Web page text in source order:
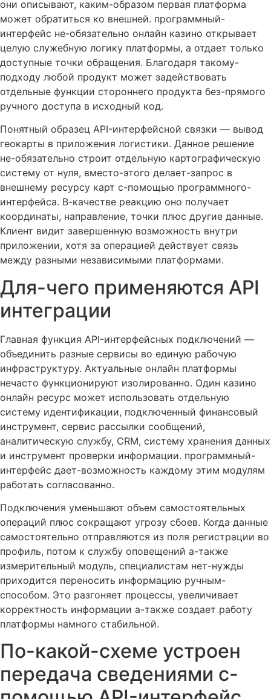
они описывают, каким-образом первая платформа
может обратиться ко внешней. программный-
интерфейс не-обязательно онлайн казино открывает
целую служебную логику платформы, а отдает только
доступные точки обращения. Благодаря такому-
подходу любой продукт может задействовать
отдельные функции стороннего продукта без-прямого
ручного доступа в исходный код.
Понятный образец API-интерфейсной связки — вывод
геокарты в приложения логистики. Данное решение
не-обязательно строит отдельную картографическую
систему от нуля, вместо-этого делает-запрос в
внешнему ресурсу карт с-помощью программного-
интерфейса. В-качестве реакцию оно получает
координаты, направление, точки плюс другие данные.
Клиент видит завершенную возможность внутри
приложении, хотя за операцией действует связь
между разными независимыми платформами.
Для-чего применяются API
интеграции
Главная функция API-интерфейсных подключений —
объединить разные сервисы во единую рабочую
инфраструктуру. Актуальные онлайн платформы
нечасто функционируют изолированно. Один казино
онлайн ресурс может использовать отдельную
систему идентификации, подключенный финансовый
инструмент, сервис рассылки сообщений,
аналитическую службу, CRM, систему хранения данных
и инструмент проверки информации. программный-
интерфейс дает-возможность каждому этим модулям
работать согласованно.
Подключения уменьшают объем самостоятельных
операций плюс сокращают угрозу сбоев. Когда данные
самостоятельно отправляются из поля регистрации во
профиль, потом к службу оповещений а-также
измерительный модуль, специалистам нет-нужды
приходится переносить информацию ручным-
способом. Это разгоняет процессы, увеличивает
корректность информации а-также создает работу
платформы намного стабильной.
По-какой-схеме устроен
передача сведениями с-